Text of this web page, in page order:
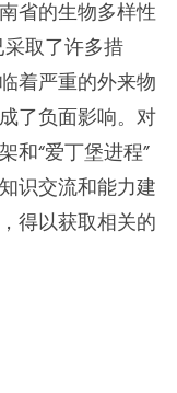
取了许多措
着严重的外来物
了负面影响。对
和“爱丁堡进程”
识交流和能力建
得以获取相关的